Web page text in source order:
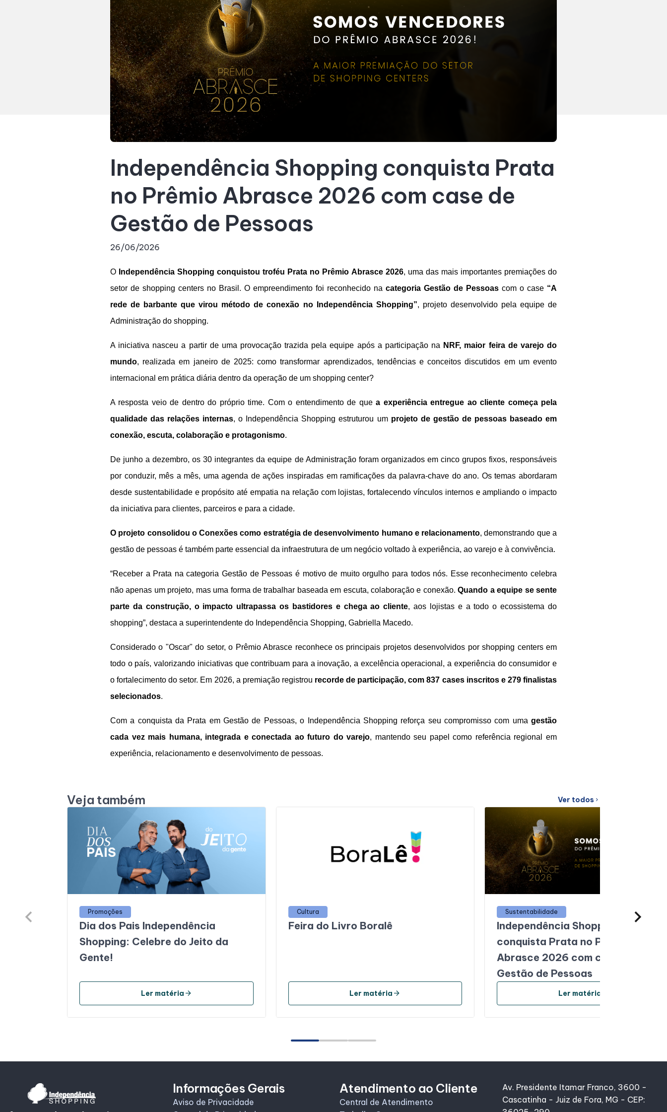
Independência Shopping conquista Prata
no Prêmio Abrasce 2026 com case de
Gestão de Pessoas
26/06/2026
O Independência Shopping conquistou troféu Prata no Prêmio Abrasce 2026, uma das mais importantes premiações do
setor de shopping centers no Brasil. O empreendimento foi reconhecido na categoria Gestão de Pessoas com o case “A
rede de barbante que virou método de conexão no Independência Shopping”, projeto desenvolvido pela equipe de
Administração do shopping.
A iniciativa nasceu a partir de uma provocação trazida pela equipe após a participação na NRF, maior feira de varejo do
mundo, realizada em janeiro de 2025: como transformar aprendizados, tendências e conceitos discutidos em um evento
internacional em prática diária dentro da operação de um shopping center?
A resposta veio de dentro do próprio time. Com o entendimento de quea experiência entregue ao cliente começa pela
qualidade das relações internas, o Independência Shopping estruturou um projeto de gestão de pessoas baseado em
conexão, escuta, colaboração e protagonismo.
De junho a dezembro, os 30 integrantes da equipe de Administração foram organizados em cinco grupos fixos, responsáveis
por conduzir, mês a mês, uma agenda de ações inspiradas em ramificações da palavra-chave do ano. Os temas abordaram
desde sustentabilidade e propósito até empatia na relação com lojistas, fortalecendo vínculos internos e ampliando o impacto
da iniciativa para clientes, parceiros e para a cidade.
O projeto consolidou o Conexões como estratégia de desenvolvimento humano e relacionamento, demonstrando que a
gestão de pessoas é também parte essencial da infraestrutura de um negócio voltado à experiência, ao varejo e à convivência.
“Receber a Prata na categoria Gestão de Pessoas é motivo de muito orgulho para todos nós. Esse reconhecimento celebra
não apenas um projeto, mas uma forma de trabalhar baseada em escuta, colaboração e conexão.Quando a equipe se sente
parte da construção, o impacto ultrapassa os bastidores e chega ao cliente, aos lojistas e a todo o ecossistema do
shopping”, destaca a superintendente do Independência Shopping, Gabriella Macedo.
Considerado o "Oscar" do setor, o Prêmio Abrasce reconhece os principais projetos desenvolvidos por shopping centers em
todo o país, valorizando iniciativas que contribuam para a inovação, a excelência operacional, a experiência do consumidor e
o fortalecimento do setor. Em 2026, a premiação registrou recorde de participação, com 837 cases inscritos e 279 finalistas
selecionados.
Com a conquista da Prata em Gestão de Pessoas, o Independência Shopping reforça seu compromisso com uma gestão
cada vez mais humana, integrada e conectada ao futuro do varejo, mantendo seu papel como referência regional em
experiência, relacionamento e desenvolvimento de pessoas.
Veja também Ver todos chevron_right
Promoções
Dia dos Pais Independência
Shopping: Celebre do Jeito da
Gente!
Ler matéria arrow_forward
Cultura
Feira do Livro Boralê
Ler matéria arrow_forward
Sustentabilidade
Independência Shopping
conquista Prata no Prêmio
Abrasce 2026 com case de
Gestão de Pessoas
Ler matéria
Informações Gerais
Aviso de Privacidade
Atendimento ao Cliente
Central de Atendimento
Av. Presidente Itamar Franco, 3600 -
Cascatinha - Juiz de Fora, MG - CEP: